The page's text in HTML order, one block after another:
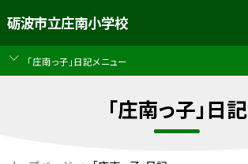
砺波市立庄南小学校
「庄南っ子」日記メニュー
「庄南っ子」日記